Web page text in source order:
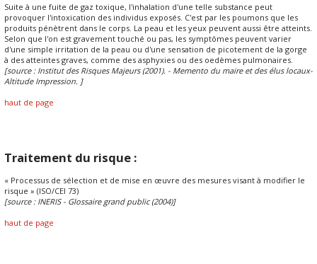
Suite à une fuite de gaz toxique, l'inhalation d'une telle substance peut
provoquer l'intoxication des individus exposés. C'est par les poumons que les
produits pénètrent dans le corps. La peau et les yeux peuvent aussi être atteints.
Selon que l'on est gravement touché ou pas, les symptômes peuvent varier
d'une simple irritation de la peau ou d'une sensation de picotement de la gorge
à des atteintes graves, comme des asphyxies ou des oedèmes pulmonaires.
[source : Institut des Risques Majeurs (2001). - Memento du maire et des élus locaux-
Altitude Impression. ]
haut de page
Traitement du risque :
« Processus de sélection et de mise en œuvre des mesures visant à modifier le
risque » (ISO/CEI 73)
[source : INERIS - Glossaire grand public (2004)]
haut de page